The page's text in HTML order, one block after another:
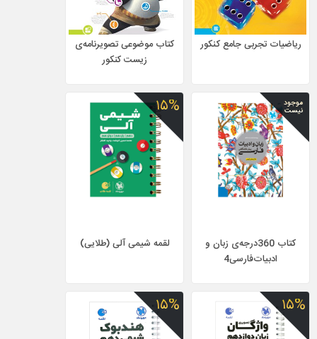
رياضيات تجربی جامع كنكور
کتاب موضوعی تصویرنامه‌ی
زیست کنکور
موجود
نیست
کتاب 360درجه‌ی زبان و
ادبیات‌فارسی4
۱۵%
لقمه شیمی آلی (طلایی)
۱۵% ۱۵%